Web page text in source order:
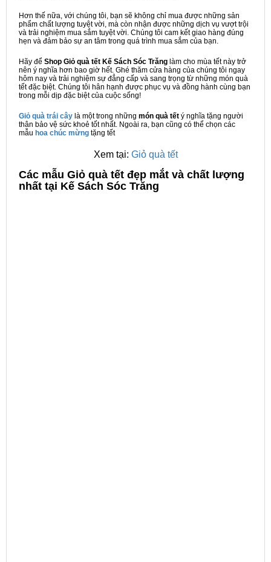
Hơn thế nữa, với chúng tôi, bạn sẽ không chỉ mua được những sản
phẩm chất lượng tuyệt vời, mà còn nhận được những dịch vụ vượt trội
và trải nghiệm mua sắm tuyệt vời. Chúng tôi cam kết giao hàng đúng
hẹn và đảm bảo sự an tâm trong quá trình mua sắm của bạn.
Hãy để Shop Giỏ quà tết Kế Sách Sóc Trăng làm cho mùa tết này trở
nên ý nghĩa hơn bao giờ hết. Ghé thăm cửa hàng của chúng tôi ngay
hôm nay và trải nghiệm sự đẳng cấp và sang trọng từ những món quà
tết đặc biệt. Chúng tôi hân hạnh được phục vụ và đồng hành cùng bạn
trong mỗi dịp đặc biệt của cuộc sống!
Giỏ quà trái cây là một trong những món quà tết ý nghĩa tặng người
thân bảo vệ sức khoẻ tốt nhất. Ngoài ra, bạn cũng có thể chọn các
mẫu hoa chúc mừng tặng tết
Xem tại: Giỏ quà tết
Các mẫu Giỏ quà tết đẹp mắt và chất lượng
nhất tại Kế Sách Sóc Trăng